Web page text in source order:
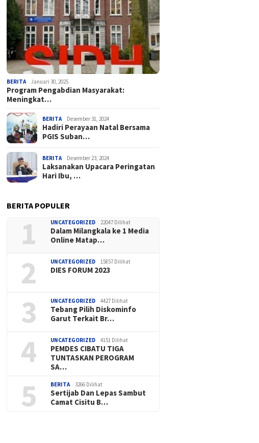
BERITA Januari 30, 2025
Program Pengabdian Masyarakat:
Meningkat…
BERITA Desember 31, 2024
Hadiri Perayaan Natal Bersama
PGIS Suban…
BERITA Desember 23, 2024
Laksanakan Upacara Peringatan
Hari Ibu, …
BERITA POPULER
1 UNCATEGORIZED 22047 Dilihat
Dalam Milangkala ke 1 Media
Online Matap…
2 UNCATEGORIZED 15857 Dilihat
DIES FORUM 2023
3 UNCATEGORIZED 4427 Dilihat
Tebang Pilih Diskominfo
Garut Terkait Br…
4 UNCATEGORIZED 4151 Dilihat
PEMDES CIBATU TIGA
TUNTASKAN PEROGRAM
SA…
5 BERITA 3266 Dilihat
Sertijab Dan Lepas Sambut
Camat Cisitu B…